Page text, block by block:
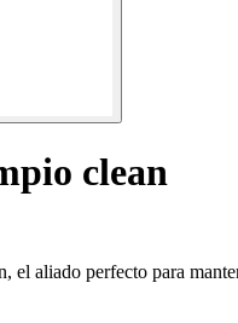
clean
el aliado perfecto para